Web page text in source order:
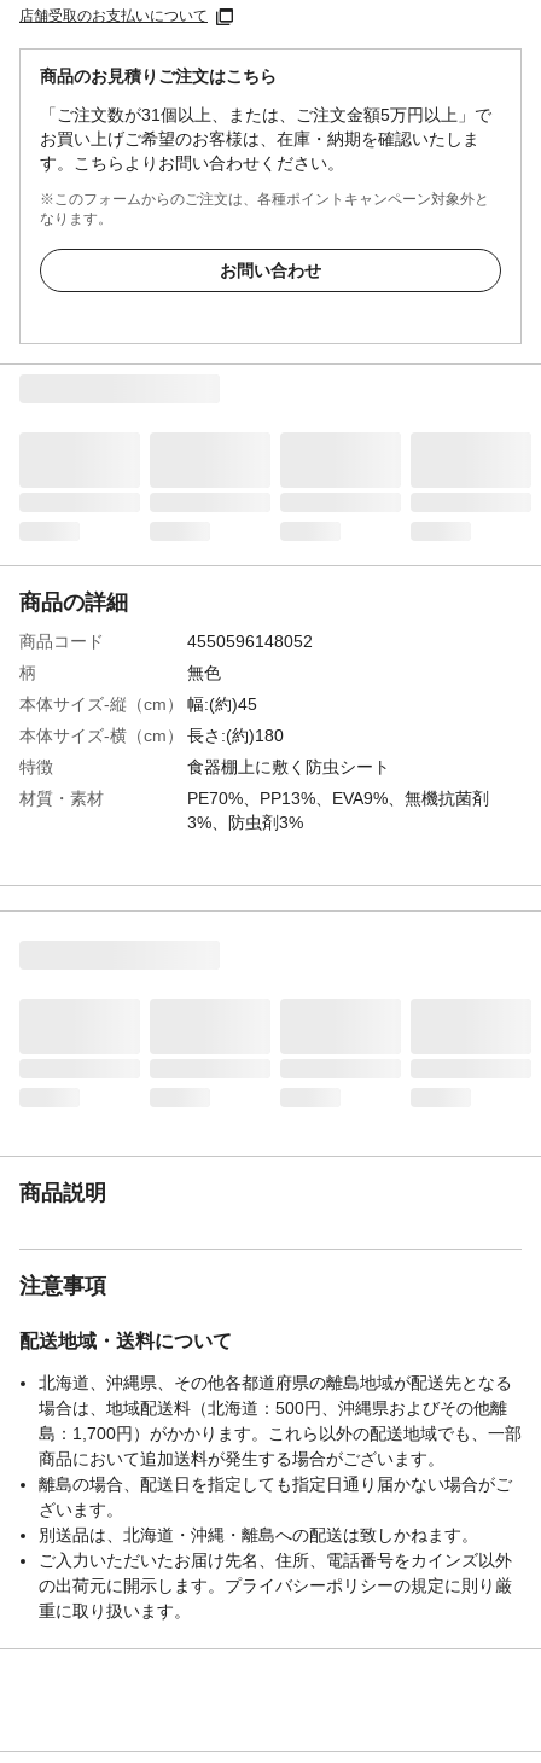
店舗受取のお支払いについて
商品のお見積りご注文はこちら
「ご注文数が31個以上、または、ご注文金額5万円以上」で
お買い上げご希望のお客様は、在庫・納期を確認いたしま
す。こちらよりお問い合わせください。
※このフォームからのご注文は、各種ポイントキャンペーン対象外と
なります。
お問い合わせ
商品の詳細
商品コード
4550596148052
柄
無色
本体サイズ-縦（cm）
幅:(約)45
本体サイズ-横（cm）
長さ:(約)180
特徴
食器棚上に敷く防虫シート
材質・素材
PE70%、PP13%、EVA9%、無機抗菌剤
3%、防虫剤3%
使用方法
好きな長さにカットし、棚の上に敷くだけ
商品説明
注意事項
配送地域・送料について
北海道、沖縄県、その他各都道府県の離島地域が配送先となる
場合は、地域配送料（北海道：500円、沖縄県およびその他離
島：1,700円）がかかります。これら以外の配送地域でも、一部
商品において追加送料が発生する場合がございます。
離島の場合、配送日を指定しても指定日通り届かない場合がご
ざいます。
別送品は、北海道・沖縄・離島への配送は致しかねます。
ご入力いただいたお届け先名、住所、電話番号をカインズ以外
の出荷元に開示します。プライバシーポリシーの規定に則り厳
重に取り扱います。